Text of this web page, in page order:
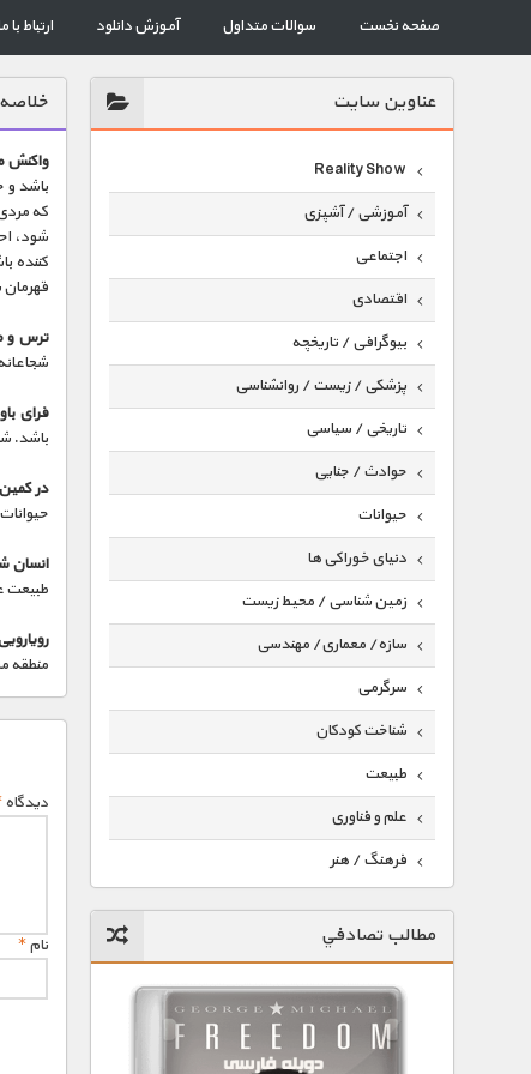
صفحه نخست سوالات متداول آموزش دانلود ارتباط با
عناوين سايت
Reality Show
آموزشی / آشپزی
اجتماعی
اقتصادی
بیوگرافی / تاریخچه
پزشکی / زیست / روانشناسی
تاریخی / سیاسی
حوادث / جنایی
حیوانات
دنیای خوراکی ها
زمین شناسی / محیط زیست
سازه/ معماری/ مهندسی
سرگرمی
شناخت کودکان
طبیعت
علم و فناوری
فرهنگ / هنر
گردشگری
ماورایی
مسابقات / ورزشی
مطالب تصادفي
واکنش
باشد و
که
شود،
کننده
ترس و
فرای
باشد.
در
انسان
منطقه
دیدگاه
نام*